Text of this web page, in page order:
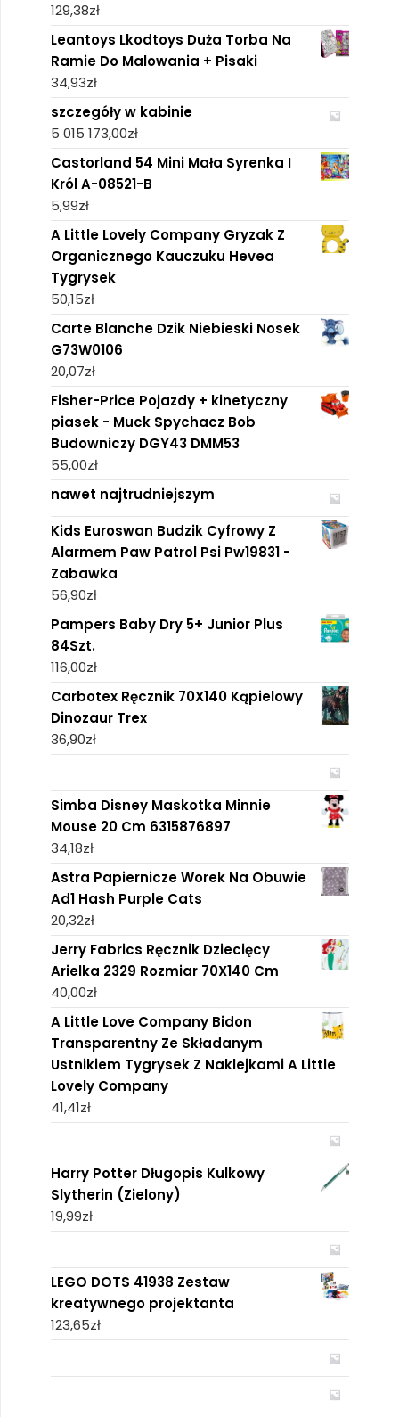
129,38zł
Leantoys Lkodtoys Duża Torba Na
Ramie Do Malowania + Pisaki
34,93zł
szczegóły w kabinie
5 015 173,00zł
Castorland 54 Mini Mała Syrenka I
Król A-08521-B
5,99zł
A Little Lovely Company Gryzak Z
Organicznego Kauczuku Hevea
Tygrysek
50,15zł
Carte Blanche Dzik Niebieski Nosek
G73W0106
20,07zł
Fisher-Price Pojazdy + kinetyczny
piasek - Muck Spychacz Bob
Budowniczy DGY43 DMM53
55,00zł
nawet najtrudniejszym
Kids Euroswan Budzik Cyfrowy Z
Alarmem Paw Patrol Psi Pw19831 -
Zabawka
56,90zł
Pampers Baby Dry 5+ Junior Plus
84Szt.
116,00zł
Carbotex Ręcznik 70X140 Kąpielowy
Dinozaur Trex
36,90zł
Simba Disney Maskotka Minnie
Mouse 20 Cm 6315876897
34,18zł
Astra Papiernicze Worek Na Obuwie
Ad1 Hash Purple Cats
20,32zł
Jerry Fabrics Ręcznik Dziecięcy
Arielka 2329 Rozmiar 70X140 Cm
40,00zł
A Little Love Company Bidon
Transparentny Ze Składanym
Ustnikiem Tygrysek Z Naklejkami A Little
Lovely Company
41,41zł
Harry Potter Długopis Kulkowy
Slytherin (Zielony)
19,99zł
LEGO DOTS 41938 Zestaw
kreatywnego projektanta
123,65zł